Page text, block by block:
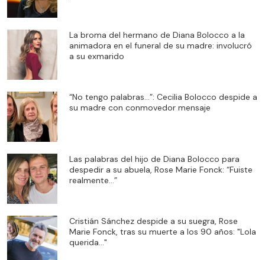
La broma del hermano de Diana Bolocco a la
animadora en el funeral de su madre: involucró
a su exmarido
“No tengo palabras…”: Cecilia Bolocco despide a
su madre con conmovedor mensaje
Las palabras del hijo de Diana Bolocco para
despedir a su abuela, Rose Marie Fonck: “Fuiste
realmente…”
Cristián Sánchez despide a su suegra, Rose
Marie Fonck, tras su muerte a los 90 años: "Lola
querida…"